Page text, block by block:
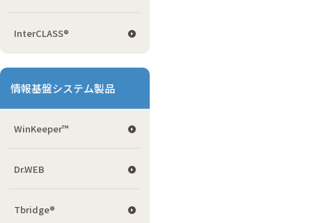
InterCLASS®
情報基盤システム製品
WinKeeper™
Dr.WEB
Tbridge®